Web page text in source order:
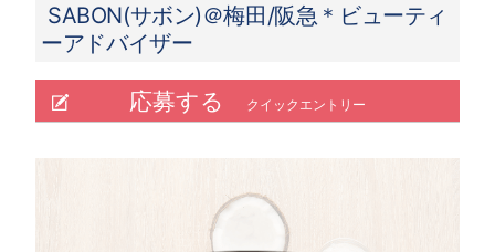
SABON(サボン)＠梅田/阪急＊ビューティ
ーアドバイザー
応募する クイックエントリー